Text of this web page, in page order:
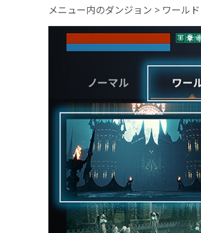
メニュー内のダンジョン > ワール